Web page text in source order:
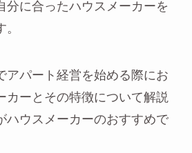
分に合ったハウスメーカーを
アパート経営を始める際にお
カーとその特徴について解説
ハウスメーカーのおすすめで